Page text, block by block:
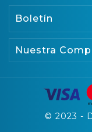
Boletín
Nuestra
© 2023 -